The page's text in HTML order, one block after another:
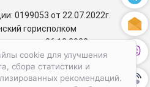
cookie для улучшения
сбора статистики и
рекомендаций.
0199053 от 22.07.2022г.
горисполком
реестре: 06.12.2022г.
уполномоченных по защите
Первомайского района